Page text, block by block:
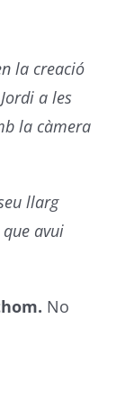
la creació
a les
la càmera
llarg
avui
No